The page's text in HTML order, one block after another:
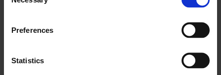
Preferences
Statistics